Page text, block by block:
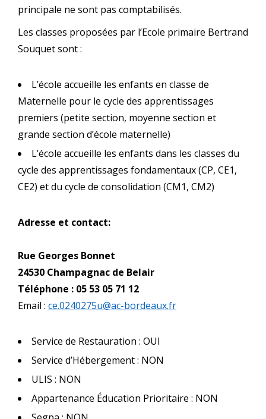
principale ne sont pas comptabilisés.
Les classes proposées par l’Ecole primaire Bertrand
Souquet sont :
L’école accueille les enfants en classe de
Maternelle pour le cycle des apprentissages
premiers (petite section, moyenne section et
grande section d’école maternelle)
L’école accueille les enfants dans les classes du
cycle des apprentissages fondamentaux (CP, CE1,
CE2) et du cycle de consolidation (CM1, CM2)
Adresse et contact:
Rue Georges Bonnet
24530 Champagnac de Belair
Téléphone : 05 53 05 71 12
Email : ce.0240275u@ac-bordeaux.fr
Service de Restauration : OUI
Service d’Hébergement : NON
ULIS : NON
Appartenance Éducation Prioritaire : NON